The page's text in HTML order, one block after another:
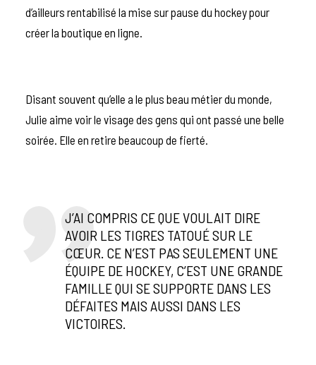
d’ailleurs rentabilisé la mise sur pause du hockey pour
créer la boutique en ligne.
Disant souvent qu’elle a le plus beau métier du monde,
Julie aime voir le visage des gens qui ont passé une belle
soirée. Elle en retire beaucoup de fierté.
J’AI COMPRIS CE QUE VOULAIT DIRE
AVOIR LES TIGRES TATOUÉ SUR LE
CŒUR. CE N’EST PAS SEULEMENT UNE
ÉQUIPE DE HOCKEY, C’EST UNE GRANDE
FAMILLE QUI SE SUPPORTE DANS LES
DÉFAITES MAIS AUSSI DANS LES
VICTOIRES.